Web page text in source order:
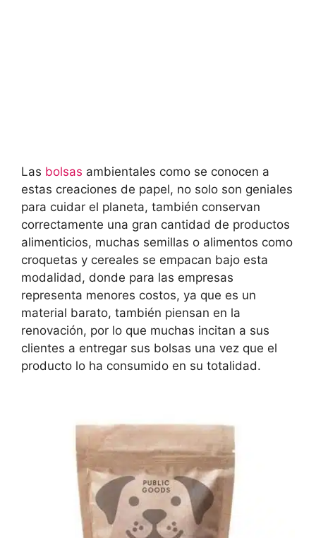
Las bolsas ambientales como se conocen a
estas creaciones de papel, no solo son geniales
para cuidar el planeta, también conservan
correctamente una gran cantidad de productos
alimenticios, muchas semillas o alimentos como
croquetas y cereales se empacan bajo esta
modalidad, donde para las empresas
representa menores costos, ya que es un
material barato, también piensan en la
renovación, por lo que muchas incitan a sus
clientes a entregar sus bolsas una vez que el
producto lo ha consumido en su totalidad.